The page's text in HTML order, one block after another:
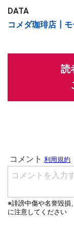
DATA
コメダ珈琲店┃モ
読